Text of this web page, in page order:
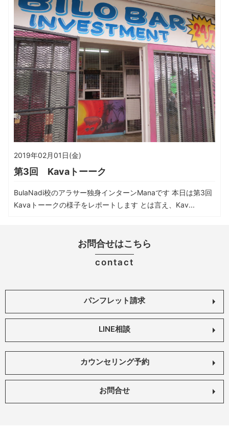
2019年02月01日(金)
第3回 Kavaトーーク
BulaNadi校のアラサー独身インターンManaです 本日は第3回
Kavaトーークの様子をレポートします とは言え、Kav...
お問合せはこちら
contact
パンフレット請求
LINE相談
カウンセリング予約
お問合せ